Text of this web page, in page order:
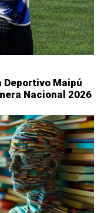
Deportivo Maipú
Nacional 2026